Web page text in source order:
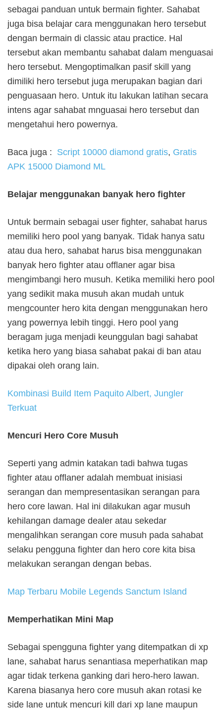
sebagai panduan untuk bermain fighter. Sahabat
juga bisa belajar cara menggunakan hero tersebut
dengan bermain di classic atau practice. Hal
tersebut akan membantu sahabat dalam menguasai
hero tersebut. Mengoptimalkan pasif skill yang
dimiliki hero tersebut juga merupakan bagian dari
penguasaan hero. Untuk itu lakukan latihan secara
intens agar sahabat mnguasai hero tersebut dan
mengetahui hero powernya.
Baca juga : Script 10000 diamond gratis, Gratis
APK 15000 Diamond ML
Belajar menggunakan banyak hero fighter
Untuk bermain sebagai user fighter, sahabat harus
memiliki hero pool yang banyak. Tidak hanya satu
atau dua hero, sahabat harus bisa menggunakan
banyak hero fighter atau offlaner agar bisa
mengimbangi hero musuh. Ketika memiliki hero pool
yang sedikit maka musuh akan mudah untuk
mengcounter hero kita dengan menggunakan hero
yang powernya lebih tinggi. Hero pool yang
beragam juga menjadi keunggulan bagi sahabat
ketika hero yang biasa sahabat pakai di ban atau
dipakai oleh orang lain.
Kombinasi Build Item Paquito Albert, Jungler
Terkuat
Mencuri Hero Core Musuh
Seperti yang admin katakan tadi bahwa tugas
fighter atau offlaner adalah membuat inisiasi
serangan dan mempresentasikan serangan para
hero core lawan. Hal ini dilakukan agar musuh
kehilangan damage dealer atau sekedar
mengalihkan serangan core musuh pada sahabat
selaku pengguna fighter dan hero core kita bisa
melakukan serangan dengan bebas.
Map Terbaru Mobile Legends Sanctum Island
Memperhatikan Mini Map
Sebagai spengguna fighter yang ditempatkan di xp
lane, sahabat harus senantiasa meperhatikan map
agar tidak terkena ganking dari hero-hero lawan.
Karena biasanya hero core musuh akan rotasi ke
side lane untuk mencuri kill dari xp lane maupun